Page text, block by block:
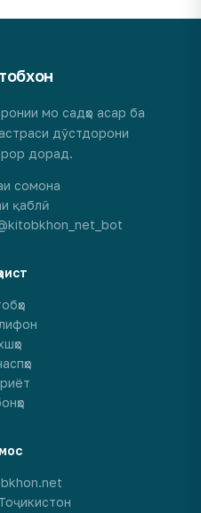
мо садҳо асар ба
дӯстдорони
дорад.
сомона
қаблӣ